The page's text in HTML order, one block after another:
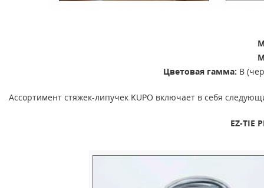
Цветовая гамма: B
Ассортимент стяжек-липучек KUPO включает в себя
EZ-TIE